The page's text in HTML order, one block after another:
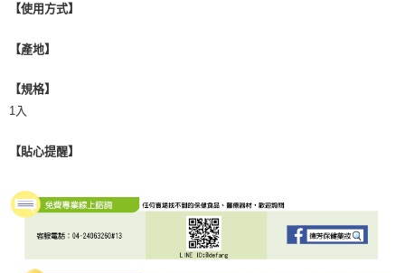
１．透過由恩沛科技股份有限公司提供之「AFTEE先享後付」服務完成之交
權轉讓予恩沛科技股份有限公司。
２．關於個人資料處理事宜，請瀏覽以下網址：
３．未成年的使用者請事先徵得法定代理人或監護人之同意方可使用
「AFTEE先享後付」，若未經同意申辦者引起之損失，本公司不負相關責
時審查核予不同之上限額度；若仍有額度不足之情形，本公司將視審查結果
恩沛科技股份有限公司將有權停止該用戶之使用額度並採取法律行動。
【使用方式】
【產地】
【規格】
1入
【貼心提醒】